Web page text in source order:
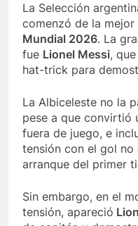
La Selección
comenzó de la mejor
Mundial 2026. La
fue Lionel Messi,
hat-trick para
La Albiceleste no la
pese a que convirtió
fuera de juego, e
tensión con el gol no
arranque del primer
Sin embargo, en el
tensión, apareció